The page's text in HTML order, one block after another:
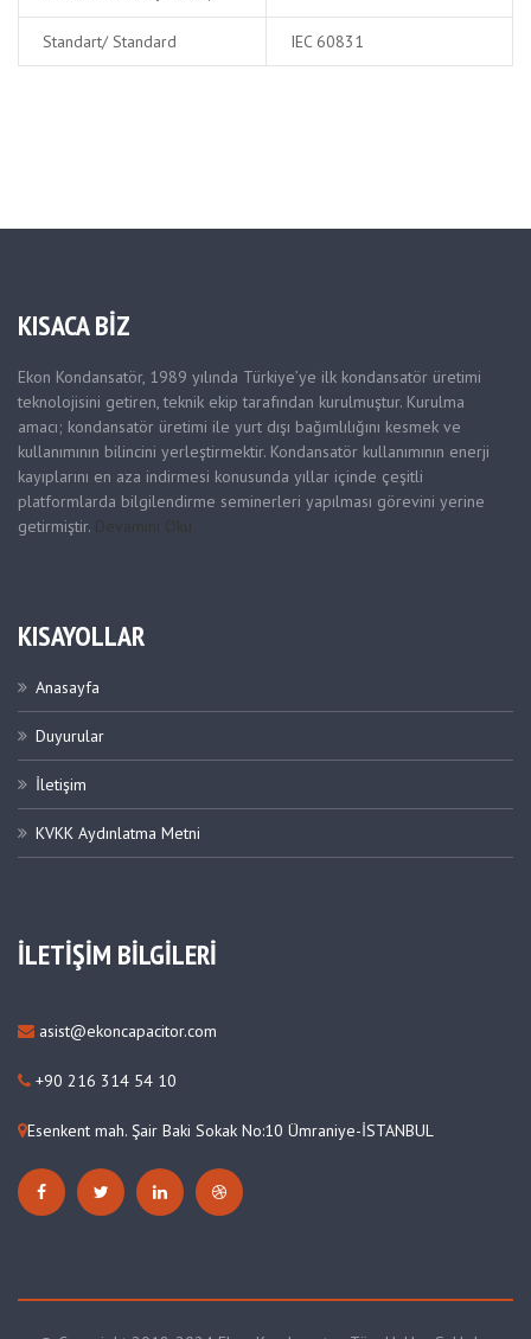
Standart/ Standard IEC 60831
KISACA BİZ
Ekon Kondansatör, 1989 yılında Türkiye’ye ilk kondansatör üretimi
teknolojisini getiren, teknik ekip tarafından kurulmuştur. Kurulma
amacı; kondansatör üretimi ile yurt dışı bağımlılığını kesmek ve
kullanımının bilincini yerleştirmektir. Kondansatör kullanımının enerji
kayıplarını en aza indirmesi konusunda yıllar içinde çeşitli
platformlarda bilgilendirme seminerleri yapılması görevini yerine
getirmiştir. Devamını Oku
KISAYOLLAR
Anasayfa
Duyurular
İletişim
KVKK Aydınlatma Metni
İLETİŞİM BİLGİLERİ
asist@ekoncapacitor.com
+90 216 314 54 10
Esenkent mah. Şair Baki Sokak No:10 Ümraniye-İSTANBUL